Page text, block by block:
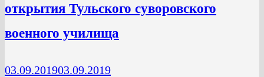
открытия Тульского суворовского
военного училища
03.09.201903.09.2019